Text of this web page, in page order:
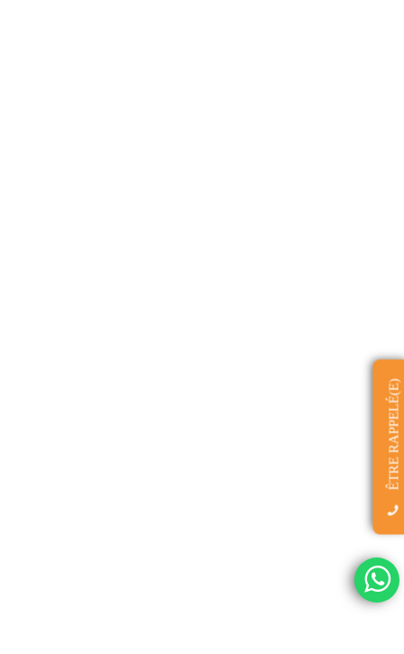
ÊTRE RAPPELÉ(E)